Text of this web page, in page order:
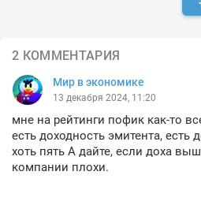
2 КОММЕНТАРИЯ
Мир в экономике
13 декабря 2024, 11:20
мне на рейтинги пофик как-то
есть доходность эмитента, есть
хоть пять А дайте, если доха
компании плохи.